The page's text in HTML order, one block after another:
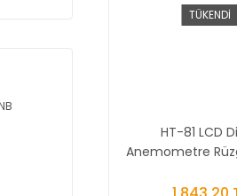
TÜKENDİ
HT-81 LCD
Anemometre